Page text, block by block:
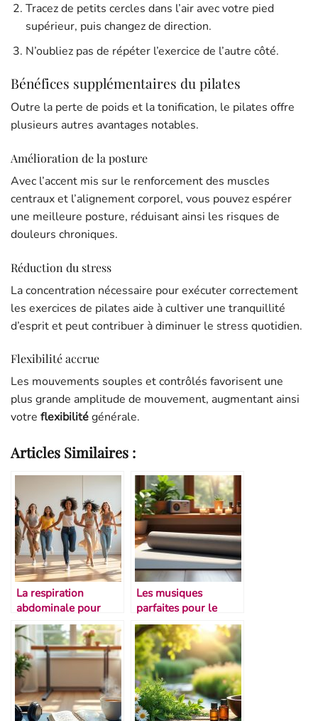
Tracez de petits cercles dans l’air avec votre pied
supérieur, puis changez de direction.
N’oubliez pas de répéter l’exercice de l’autre côté.
Bénéfices supplémentaires du pilates
Outre la perte de poids et la tonification, le pilates offre
plusieurs autres avantages notables.
Amélioration de la posture
Avec l’accent mis sur le renforcement des muscles
centraux et l’alignement corporel, vous pouvez espérer
une meilleure posture, réduisant ainsi les risques de
douleurs chroniques.
Réduction du stress
La concentration nécessaire pour exécuter correctement
les exercices de pilates aide à cultiver une tranquillité
d’esprit et peut contribuer à diminuer le stress quotidien.
Flexibilité accrue
Les mouvements souples et contrôlés favorisent une
plus grande amplitude de mouvement, augmentant ainsi
votre flexibilitégénérale.
Articles Similaires :
La respiration
abdominale pour
mieux danser
Les musiques
parfaites pour le
stretching